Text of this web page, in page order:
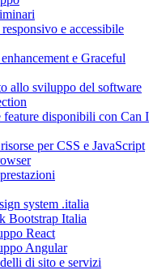
e accessibile
e Graceful
allo sviluppo del software
feature disponibili con Can I
per CSS e JavaScript
system .italia
Bootstrap Italia
React
Angular
di sito e servizi